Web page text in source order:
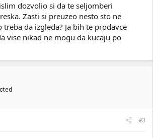
dozvolio si da te seljomberi
Zasti si preuzeo nesto sto ne
treba da izgleda? Ja bih te prodavce
vise nikad ne mogu da kucaju po
#3